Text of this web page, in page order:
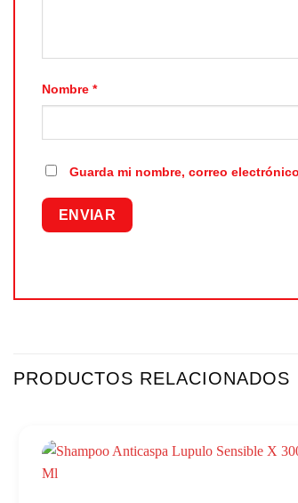
Nombre *
Guarda mi nombre, correo
PRODUCTOS RELACIONADOS